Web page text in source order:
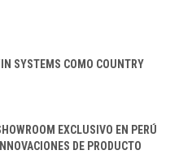
SYSTEMS COMO COUNTRY
EXCLUSIVO EN PERÚ
DE PRODUCTO